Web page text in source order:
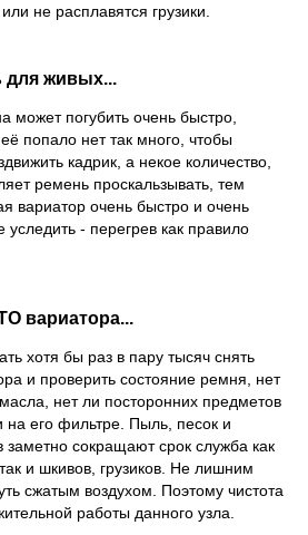
не расплавятся грузики.
для живых...
может погубить очень быстро,
попало нет так много, чтобы
кадрик, а некое количество,
ремень проскальзывать, тем
вариатор очень быстро и очень
уследить - перегрев как правило
вариатора...
хотя бы раз в пару тысяч снять
и проверить состояние ремня, нет
нет ли посторонних предметов
на его фильтре. Пыль, песок и
заметно сокращают срок служба как
и шкивов, грузиков. Не лишним
сжатым воздухом. Поэтому чистота
работы данного узла.